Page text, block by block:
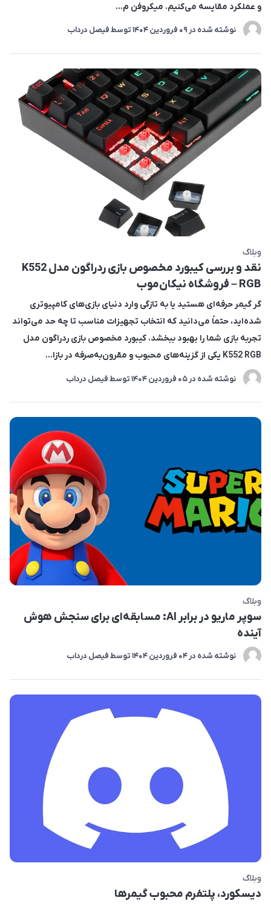
و عملکرد مقایسه می‌کنیم. میکروفن م...
نوشته شده در09 فروردین 1404 توسطفیصل درداب
وبلاگ
نقد و بررسی کیبورد مخصوص بازی ردراگون مدل K552
RGB – فروشگاه نیکان‌موب
گر گیمر حرفه‌ای هستید یا به تازگی وارد دنیای بازی‌های کامپیوتری
شده‌اید، حتماً می‌دانید که انتخاب تجهیزات مناسب تا چه حد می‌تواند
تجربه بازی شما را بهبود ببخشد. کیبورد مخصوص بازی ردراگون مدل
K552 RGB یکی از گزینه‌های محبوب و مقرون‌به‌صرفه در بازا...
نوشته شده در 05 فروردین 1404 توسطفیصل درداب
وبلاگ
سوپر ماریو در برابر AI: مسابقه‌ای برای سنجش هوش
آینده
نوشته شده در 04 فروردین 1404 توسطفیصل درداب
وبلاگ
دیسکورد، پلتفرم محبوب گیمرها